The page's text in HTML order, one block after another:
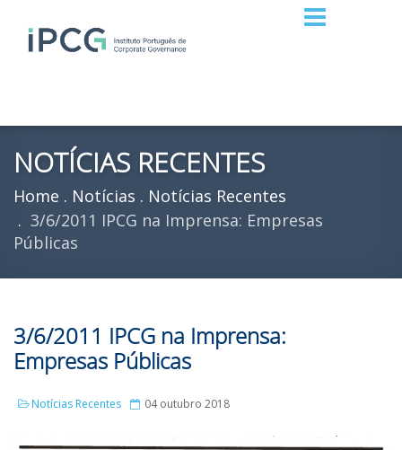
NOTÍCIAS RECENTES
Home Notícias
Notícias Recentes
3/6/2011 IPCG na Imprensa: Empresas
Públicas
3/6/2011 IPCG na Imprensa:
Empresas Públicas
Notícias Recentes 04 outubro 2018